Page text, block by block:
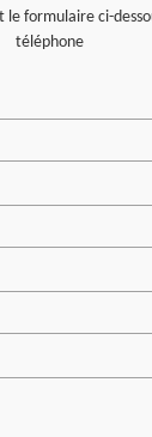
le formulaire ci-
téléphone